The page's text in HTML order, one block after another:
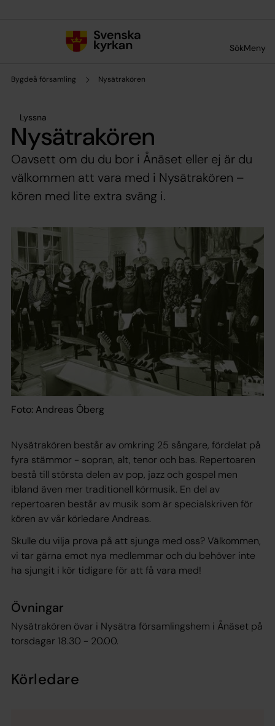
SökMeny
Bygdeå församling Nysätrakören
Lyssna
Nysätrakören
Oavsett om du du bor i Ånäset eller ej är du
välkommen att vara med i Nysätrakören –
kören med lite extra sväng i.
Foto: Andreas Öberg
Nysätrakören består av omkring 25 sångare, fördelat på
fyra stämmor - sopran, alt, tenor och bas. Repertoaren
bestå till största delen av pop, jazz och gospel men
ibland även mer traditionell körmusik. En del av
repertoaren består av musik som är specialskriven för
kören av vår körledare Andreas.
Skulle du vilja prova på att sjunga med oss? Välkommen,
vi tar gärna emot nya medlemmar och du behöver inte
ha sjungit i kör tidigare för att få vara med!
Övningar
Nysätrakören övar i Nysätra församlingshem i Ånäset på
torsdagar 18.30 - 20.00.
Körledare